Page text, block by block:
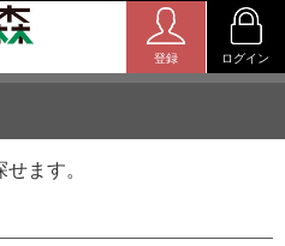
登録 ログイン
ます。